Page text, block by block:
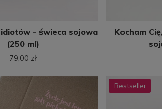
- świeca sojowa
(250 ml)
79,00 zł
Kocham